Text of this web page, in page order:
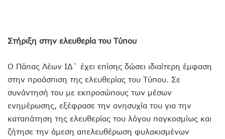
Στήριξη στην ελευθερία του Τύπου
Ο Πάπας Λέων ΙΔ΄ έχει επίσης δώσει ιδιαίτερη έμφαση
στην προάσπιση της ελευθερίας του Τύπου. Σε
συνάντησή του με εκπροσώπους των μέσων
ενημέρωσης, εξέφρασε την ανησυχία του για την
καταπάτηση της ελευθερίας του λόγου παγκοσμίως και
ζήτησε την άμεση απελευθέρωση φυλακισμένων